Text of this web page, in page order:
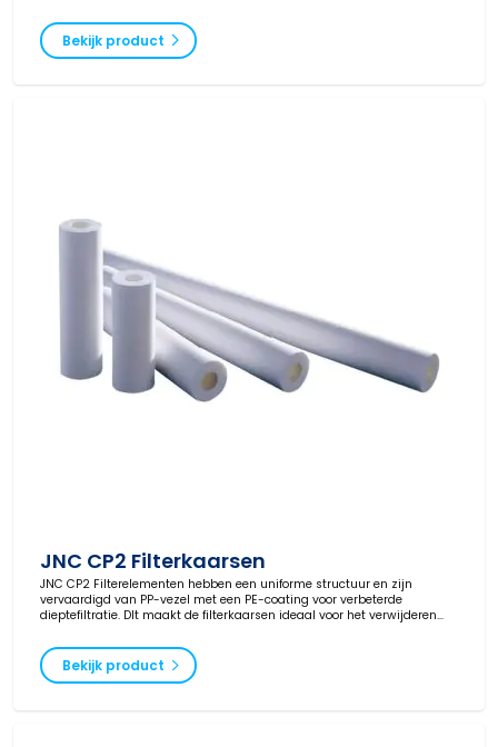
Bekijk product
JNC CP2 Filterkaarsen
JNC CP2 Filterelementen hebben een uniforme structuur en zijn
vervaardigd van PP-vezel met een PE-coating voor verbeterde
dieptefiltratie. DIt maakt de filterkaarsen ideaal voor het verwijderen
Bekijk product